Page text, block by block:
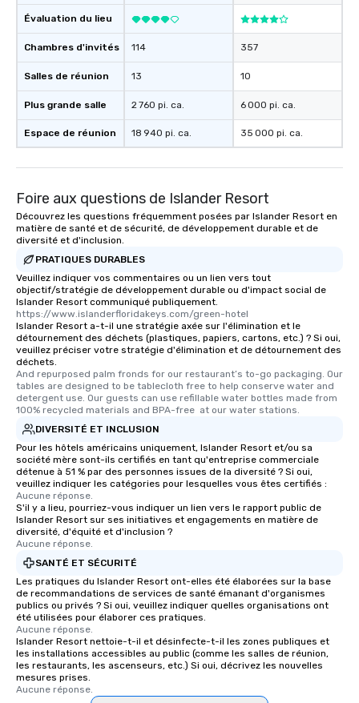
Smacking Foodie Tours, you and your
group members never have to worry
about waiting in line to get into a top
restaurant or being shown to a less
than desirable table. On our tours,
everyone is treated like a VIP with
immediate seating upon arrival.
from the restaurant chef. Menus can
be printed featuring your logo, too,
which can be an added bonus for all
those Instagram moments you share.
For added ease, we can even arrange
transportation pick-up and drop-off,
as well as an event photographer. And
for groups that desire an extra luxe
experience, we can also arrange for
an evening helicopter ride over the
glittering lights of The Strip. A
Memorable Experience for All Lip
Smacking Foodie Tours offers a way
to gather and dine that few have
experienced, and all are sure to
remember. Our one-of-a-kind tours
are special, from the first stop to the
last. It’s an experience that attendees
will reminisce about long after they
leave. Location, Location, Location
One of the best reasons to book is the
convenient and efficient way the
experience is designed. All
restaurants are within an easy
walking distance of each other. The
short stroll allows your group
members a chance to engage in prime
networking opportunities before
heading to the next place on your tour
itinerary. You Get a Dinner and a Show
Our tours offer an exquisite feast plus
Évaluation du lieu
Chambres d'invités
Salles de réunion
Plus grande salle
Espace de réunion
114
13
2 760 pi. ca.
18 940 pi. ca.
357
10
6 000 pi. ca.
35 000 pi. ca.
Foire aux questions de Islander Resort
Découvrez les questions fréquemment posées par Islander Resort en
matière de santé et de sécurité, de développement durable et de
diversité et d'inclusion.
PRATIQUES DURABLES
Veuillez indiquer vos commentaires ou un lien vers tout
objectif/stratégie de développement durable ou d'impact social de
Islander Resort communiqué publiquement.
https://www.islanderfloridakeys.com/green-hotel
Islander Resort a-t-il une stratégie axée sur l'élimination et le
détournement des déchets (plastiques, papiers, cartons, etc.) ? Si oui,
veuillez préciser votre stratégie d'élimination et de détournement des
déchets.
And repurposed palm fronds for our restaurant’s to-go packaging. Our
tables are designed to be tablecloth free to help conserve water and
detergent use. Our guests can use refillable water bottles made from
100% recycled materials and BPA-free  at our water stations.
DIVERSITÉ ET INCLUSION
Pour les hôtels américains uniquement, Islander Resort et/ou sa
société mère sont-ils certifiés en tant qu'entreprise commerciale
détenue à 51 % par des personnes issues de la diversité ? Si oui,
veuillez indiquer les catégories pour lesquelles vous êtes certifiés :
Aucune réponse.
S'il y a lieu, pourriez-vous indiquer un lien vers le rapport public de
Islander Resort sur ses initiatives et engagements en matière de
diversité, d'équité et d'inclusion ?
Aucune réponse.
SANTÉ ET SÉCURITÉ
Les pratiques du Islander Resort ont-elles été élaborées sur la base
de recommandations de services de santé émanant d'organismes
publics ou privés ? Si oui, veuillez indiquer quelles organisations ont
été utilisées pour élaborer ces pratiques.
Aucune réponse.
Islander Resort nettoie-t-il et désinfecte-t-il les zones publiques et
les installations accessibles au public (comme les salles de réunion,
les restaurants, les ascenseurs, etc.) Si oui, décrivez les nouvelles
mesures prises.
Aucune réponse.